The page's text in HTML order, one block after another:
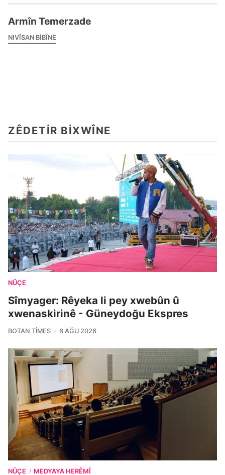
Armîn Temerzade
NIVÎSAN BIBÎNE
ZÊDETIR BIXWÎNE
NÛÇE
Sîmyager: Rêyeka li pey xwebûn û
xwenaskirinê - Güneydoğu Ekspres
BOTAN TIMES 6 AĞU 2026
NÛÇE / MEDYAYA HERÊMÎ